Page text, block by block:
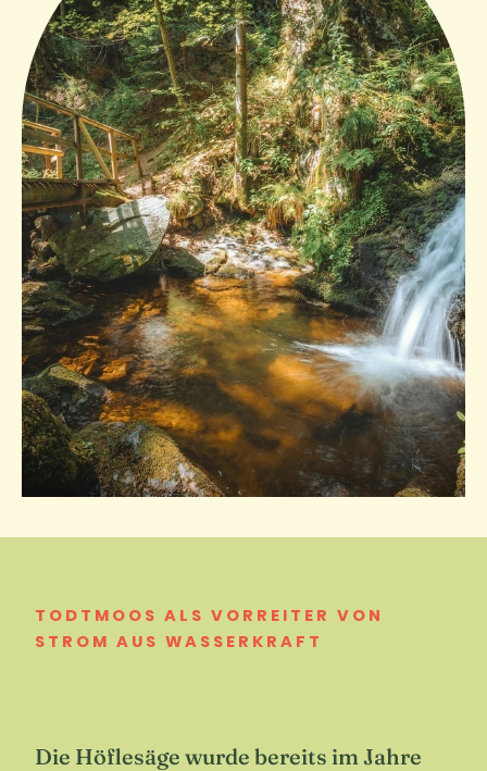
TODTMOOS ALS VORREITER VON
STROM AUS WASSERKRAFT
Die Höflesäge wurde bereits im Jahre